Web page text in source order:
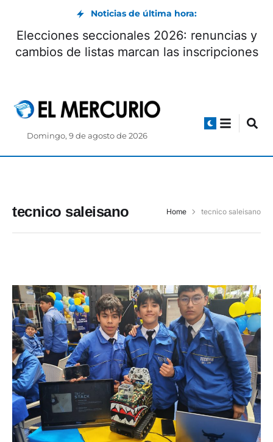
Noticias de última hora:
Elecciones seccionales 2026: renuncias y
cambios de listas marcan las inscripciones
Domingo, 9 de agosto de 2026
tecnico saleisano Home tecnico saleisano